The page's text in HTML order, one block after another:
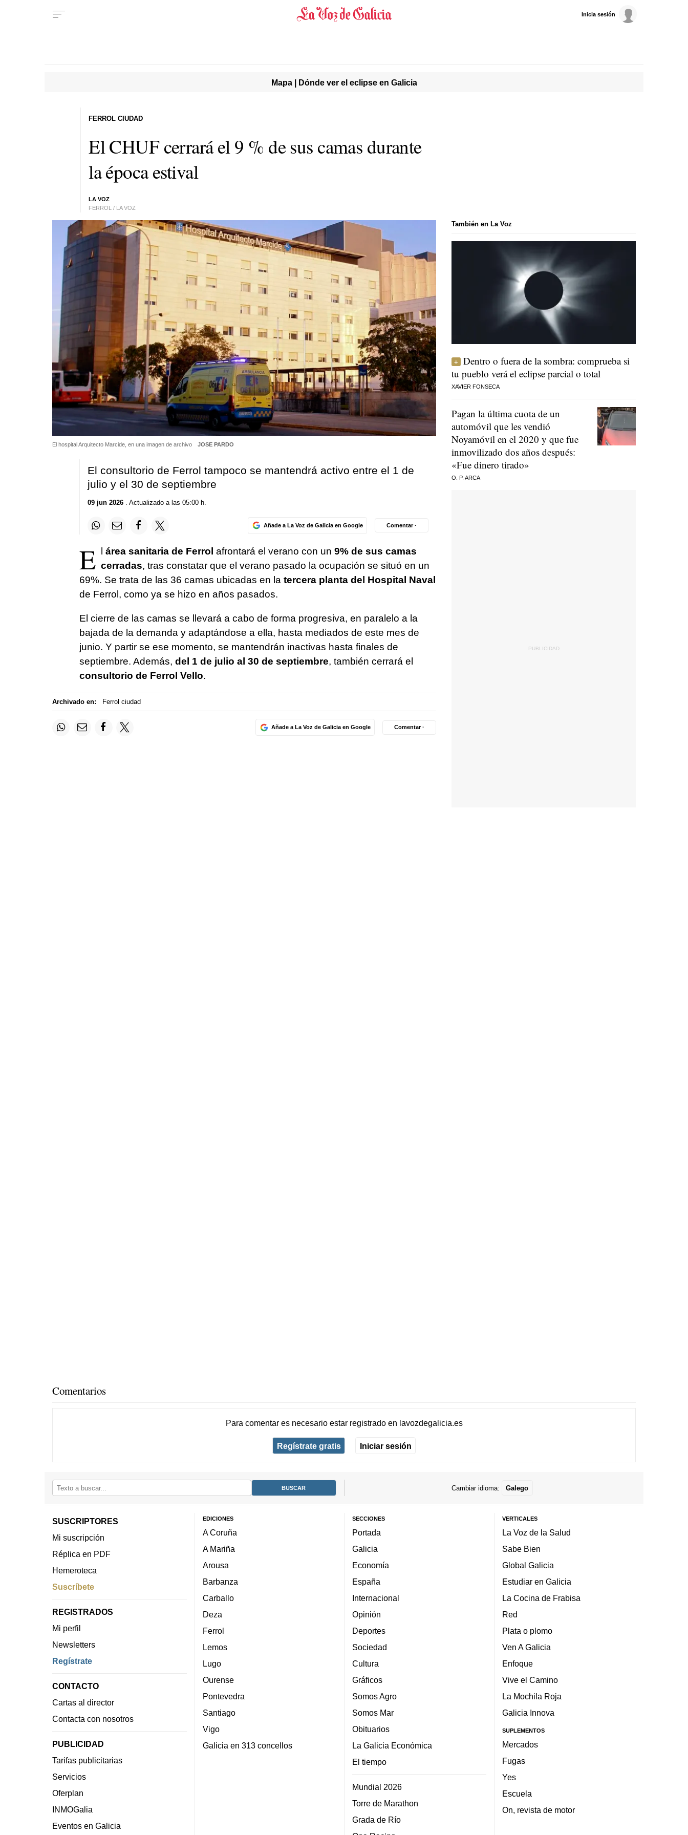
Inicia sesión
Mapa | Dónde ver el eclipse en Galicia
El CHUF cerrará el 9 % de sus camas durante
la época estival
LA VOZ
FERROL / LA VOZ
FERROL CIUDAD
El hospital Arquitecto Marcide, en una imagen de archivo JOSE PARDO
El consultorio de Ferrol tampoco se mantendrá activo entre el 1 de
julio y el 30 de septiembre
09 jun 2026. Actualizado a las 05:00 h.
Añade a La Voz de Galicia en Google Comentar ·
E l área sanitaria de Ferrol afrontará el verano con un 9% de sus camas
cerradas, tras constatar que el verano pasado la ocupación se situó en un
69%. Se trata de las 36 camas ubicadas en la tercera planta del Hospital Naval
de Ferrol, como ya se hizo en años pasados.
El cierre de las camas se llevará a cabo de forma progresiva, en paralelo a la
bajada de la demanda y adaptándose a ella, hasta mediados de este mes de
junio. Y partir se ese momento, se mantendrán inactivas hasta finales de
septiembre. Además, del 1 de julio al 30 de septiembre, también cerrará el
consultorio de Ferrol Vello.
Archivado en: Ferrol ciudad
Añade a La Voz de Galicia en Google Comentar ·
También en La Voz
Dentro o fuera de la sombra: comprueba si
tu pueblo verá el eclipse parcial o total
XAVIER FONSECA
Pagan la última cuota de un
automóvil que les vendió
Noyamóvil en el 2020 y que fue
inmovilizado dos años después:
«Fue dinero tirado»
O. P. ARCA
Comentarios
Para comentar es necesario estar registradoen lavozdegalicia.es
Regístrate gratis Iniciar sesión
Cambiar idioma: Galego
SUSCRIPTORES
Mi suscripción
Réplica en PDF
Hemeroteca
Suscríbete
REGISTRADOS
Mi perfil
Newsletters
Regístrate
CONTACTO
Cartas al director
Contacta con nosotros
PUBLICIDAD
Tarifas publicitarias
Servicios
Oferplan
INMOGalia
Eventos en Galicia
EDICIONES
A Coruña
A Mariña
Arousa
Barbanza
Carballo
Deza
Ferrol
Lemos
Lugo
Ourense
Pontevedra
Santiago
Vigo
Galicia en 313 concellos
SECCIONES
Portada
Galicia
Economía
España
Internacional
Opinión
Deportes
Sociedad
Cultura
Gráficos
Somos Agro
Somos Mar
Obituarios
La Galicia Económica
El tiempo
Mundial 2026
Torre de Marathon
Grada de Río
VERTICALES
La Voz de la Salud
Sabe Bien
Global Galicia
Estudiar en Galicia
La Cocina de Frabisa
Red
Plata o plomo
Ven A Galicia
Enfoque
Vive el Camino
La Mochila Roja
Galicia Innova
SUPLEMENTOS
Mercados
Fugas
Yes
Escuela
On, revista de motor